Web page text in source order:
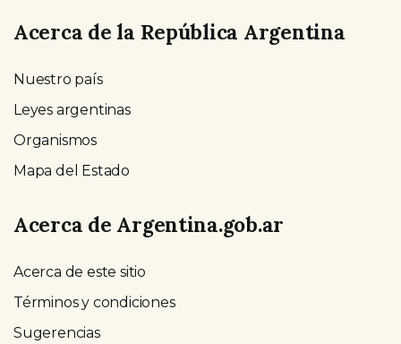
Acerca de la República Argentina
Nuestro país
Leyes argentinas
Organismos
Mapa del Estado
Acerca de Argentina.gob.ar
Acerca de este sitio
Términos y condiciones
Sugerencias